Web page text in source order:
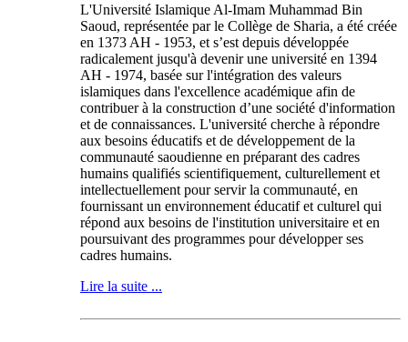
L'Université Islamique Al-Imam Muhammad Bin
Saoud, représentée par le Collège de Sharia, a été créée
en 1373 AH - 1953, et s’est depuis développée
radicalement jusqu'à devenir une université en 1394
AH - 1974, basée sur l'intégration des valeurs
islamiques dans l'excellence académique afin de
contribuer à la construction d’une société d'information
et de connaissances. L'université cherche à répondre
aux besoins éducatifs et de développement de la
communauté saoudienne en préparant des cadres
humains qualifiés scientifiquement, culturellement et
intellectuellement pour servir la communauté, en
fournissant un environnement éducatif et culturel qui
répond aux besoins de l'institution universitaire et en
poursuivant des programmes pour développer ses
cadres humains.
Lire la suite ...